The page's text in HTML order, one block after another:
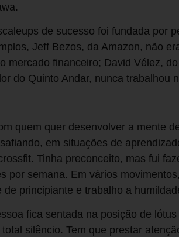
de sucesso foi fundada por
Jeff Bezos, da Amazon, não
mercado financeiro; David Vélez,
do Quinto Andar, nunca trabalhou
quem quer desenvolver a mente
em situações de
Tinha preconceito, mas fui
por semana. Em vários
principiante e trabalho a
fica sentada na posição de
silêncio. Tem que prestar